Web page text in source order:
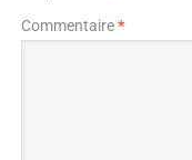
Commentaire*